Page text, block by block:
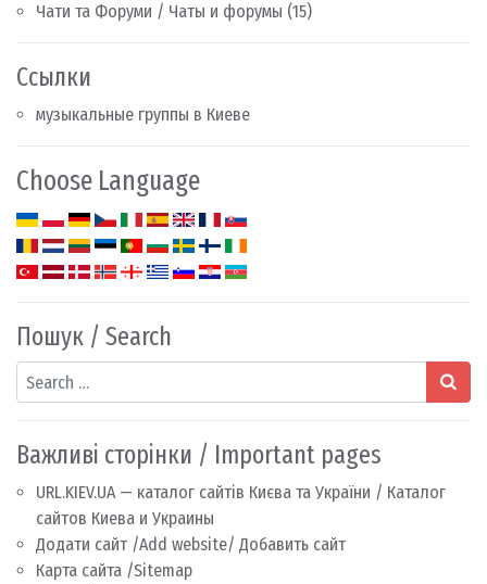
Чати та Форуми / Чаты и форумы (15)
Ссылки
музыкальные группы в Киеве
Choose Language
Пошук / Search
Search
Важливі сторінки / Important pages
URL.KIEV.UA — каталог сайтів Києва та України / Каталог
сайтов Киева и Украины
Додати сайт /Add website/ Добавить сайт
Карта сайта /Sitemap